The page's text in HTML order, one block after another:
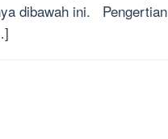
dibawah ini. Pengertian